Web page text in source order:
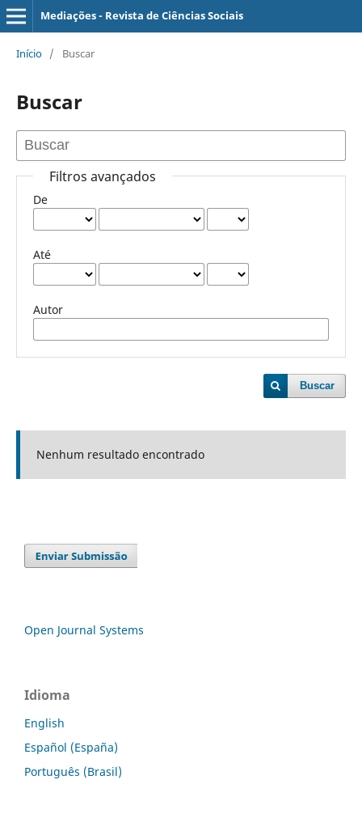
Mediações - Revista de Ciências Sociais
Início / Buscar
Buscar
Filtros avançados
De
Até
Autor
Buscar
Nenhum resultado encontrado
Open Journal Systems
Idioma
English
Español (España)
Português (Brasil)